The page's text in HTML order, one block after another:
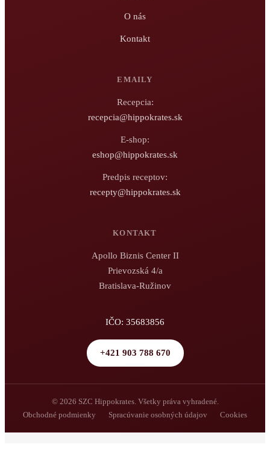
O nás
Kontakt
EMAILY
Recepcia:
recepcia@hippokrates.sk
E-shop:
eshop@hippokrates.sk
Predpis receptov:
recepty@hippokrates.sk
KONTAKT
Apollo Biznis Center II
Prievozská 4/a
Bratislava-Ružinov
IČO: 35683856
+421 903 788 670
© 2026 SZC Hippokrates. Všetky práva vyhradené.
Obchodné podmienky
Spracúvanie osobných údajov Cookies